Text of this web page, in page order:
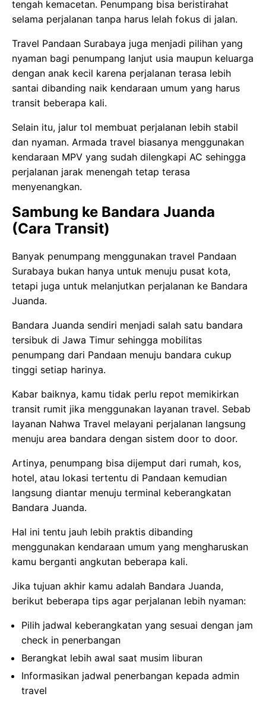
tengah kemacetan. Penumpang bisa beristirahat
selama perjalanan tanpa harus lelah fokus di jalan.
Travel Pandaan Surabaya juga menjadi pilihan yang
nyaman bagi penumpang lanjut usia maupun keluarga
dengan anak kecil karena perjalanan terasa lebih
santai dibanding naik kendaraan umum yang harus
transit beberapa kali.
Selain itu, jalur tol membuat perjalanan lebih stabil
dan nyaman. Armada travel biasanya menggunakan
kendaraan MPV yang sudah dilengkapi AC sehingga
perjalanan jarak menengah tetap terasa
menyenangkan.
Sambung ke Bandara Juanda
(Cara Transit)
Banyak penumpang menggunakan travel Pandaan
Surabaya bukan hanya untuk menuju pusat kota,
tetapi juga untuk melanjutkan perjalanan ke Bandara
Juanda.
Bandara Juanda sendiri menjadi salah satu bandara
tersibuk di Jawa Timur sehingga mobilitas
penumpang dari Pandaan menuju bandara cukup
tinggi setiap harinya.
Kabar baiknya, kamu tidak perlu repot memikirkan
transit rumit jika menggunakan layanan travel. Sebab
layanan Nahwa Travel melayani perjalanan langsung
menuju area bandara dengan sistem door to door.
Artinya, penumpang bisa dijemput dari rumah, kos,
hotel, atau lokasi tertentu di Pandaan kemudian
langsung diantar menuju terminal keberangkatan
Bandara Juanda.
Hal ini tentu jauh lebih praktis dibanding
menggunakan kendaraan umum yang mengharuskan
kamu berganti angkutan beberapa kali.
Jika tujuan akhir kamu adalah Bandara Juanda,
berikut beberapa tips agar perjalanan lebih nyaman:
Pilih jadwal keberangkatan yang sesuai dengan jam
check in penerbangan
Berangkat lebih awal saat musim liburan
Informasikan jadwal penerbangan kepada admin
travel